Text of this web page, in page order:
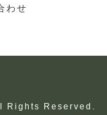
わせ
Rights Reserved.